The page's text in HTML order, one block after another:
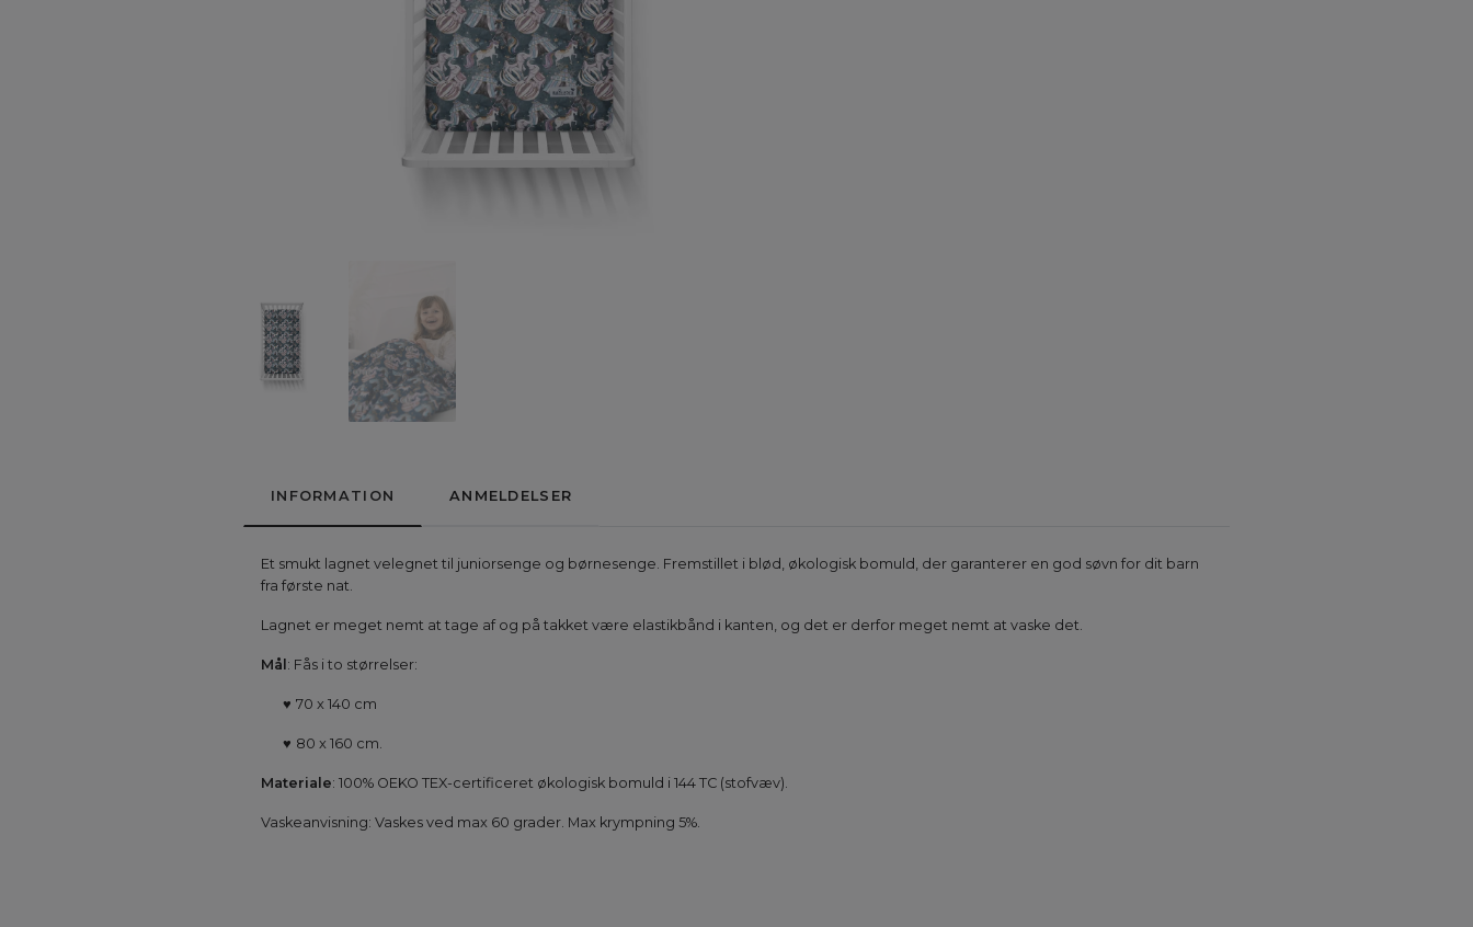
INFORMATION ANMELDELSER
Et smukt lagnet velegnet til juniorsenge og børnesenge. Fremstillet i blød, økologisk bomuld, der garanterer en god søvn for dit barn
fra første nat.
Lagnet er meget nemt at tage af og på takket være elastikbånd i kanten, og det er derfor meget nemt at vaske det.
Mål : Fås i to størrelser:
♥ 70 x 140 cm
♥ 80 x 160 cm.
Materiale: 100% OEKO TEX-certificeret økologisk bomuld i 144 TC (stofvæv).
Vaskeanvisning: Vaskes ved max 60 grader. Max krympning 5%.